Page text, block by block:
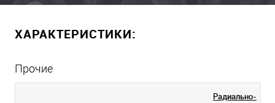
ХАРАКТЕРИСТИКИ:
Прочие
Радиально-